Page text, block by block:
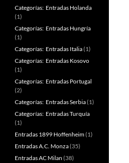
Categorías: Entradas Holanda
(1)
Categorías: Entradas Hungría
(1)
Categorías: Entradas Italia(1)
Categorías: Entradas Kosovo
(1)
Categorías: Entradas Portugal
(2)
Categorías: Entradas Serbia(1)
Categorías: Entradas Turquía
(1)
Entradas 1899 Hoffenheim(1)
Entradas A.C. Monza(35)
Entradas AC Milan (38)